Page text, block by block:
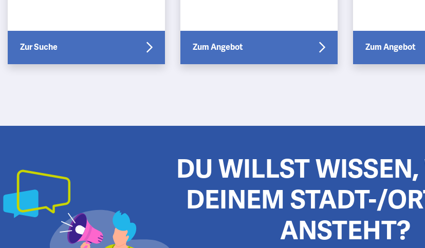
Zur Suche
sind S…
Zum Angebot
sind Sie b…
Zum Angebot
DU WILLST
DEINEM STADT-/
ANSTEHT?